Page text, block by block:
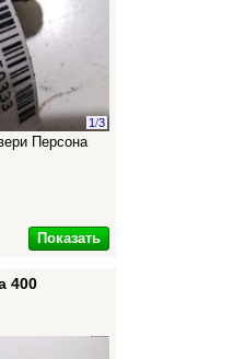
1/3
Персона
Показать
400